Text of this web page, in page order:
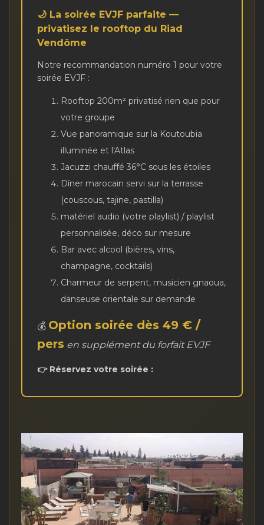
🌙 La soirée EVJF parfaite —
privatisez le rooftop du Riad
Vendôme
Notre recommandation numéro 1 pour votre
soirée EVJF :
Rooftop 200m² privatisé rien que pour
votre groupe
Vue panoramique sur la Koutoubia
illuminée et l'Atlas
Jacuzzi chauffé 36°C sous les étoiles
Dîner marocain servi sur la terrasse
(couscous, tajine, pastilla)
matériel audio (votre playlist) / playlist
personnalisée, déco sur mesure
Bar avec alcool (bières, vins,
champagne, cocktails)
Charmeur de serpent, musicien gnaoua,
danseuse orientale sur demande
💰 Option soirée dès 49 € /
pers en supplément du forfait EVJF
👉 Réservez votre soirée :